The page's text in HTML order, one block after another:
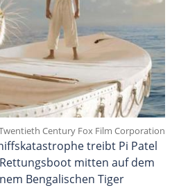
Century Fox Film Corporation
treibt Pi Patel
mitten auf dem
Bengalischen Tiger